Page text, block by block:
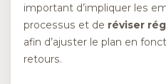
important d’impliquer les
processus et de réviser
afin d’ajuster le plan en
retours.